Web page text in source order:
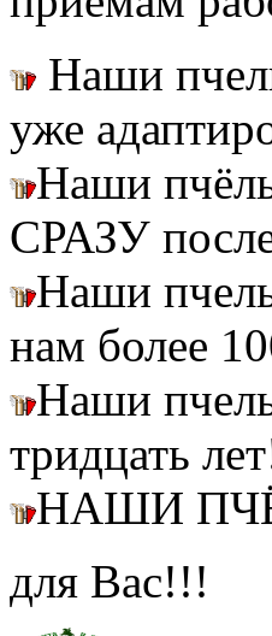
Наши
уже
Наши
СРАЗУ
Наши
нам более
Наши
тридцать
НАШИ
для Вас!!!